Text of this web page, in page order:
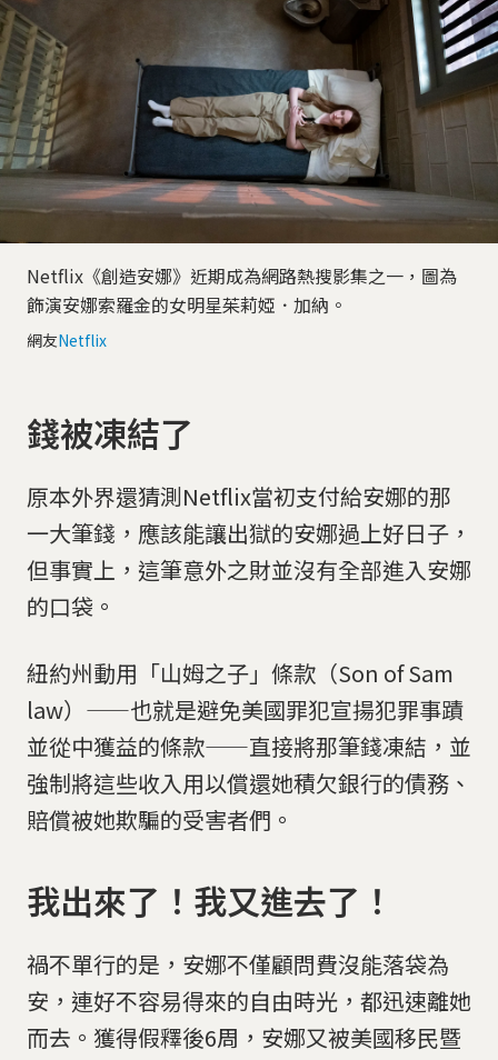
Netflix《創造安娜》近期成為網路熱搜影集之一，圖為
飾演安娜索羅金的女明星茱莉婭．加納。
網友Netflix
錢被凍結了
原本外界還猜測Netflix當初支付給安娜的那
一大筆錢，應該能讓出獄的安娜過上好日子，
但事實上，這筆意外之財並沒有全部進入安娜
的口袋。
紐約州動用「山姆之子」條款（Son of Sam
law）——也就是避免美國罪犯宣揚犯罪事蹟
並從中獲益的條款——直接將那筆錢凍結，並
強制將這些收入用以償還她積欠銀行的債務、
賠償被她欺騙的受害者們。
我出來了！我又進去了！
禍不單行的是，安娜不僅顧問費沒能落袋為
安，連好不容易得來的自由時光，都迅速離她
而去。獲得假釋後6周，安娜又被美國移民暨